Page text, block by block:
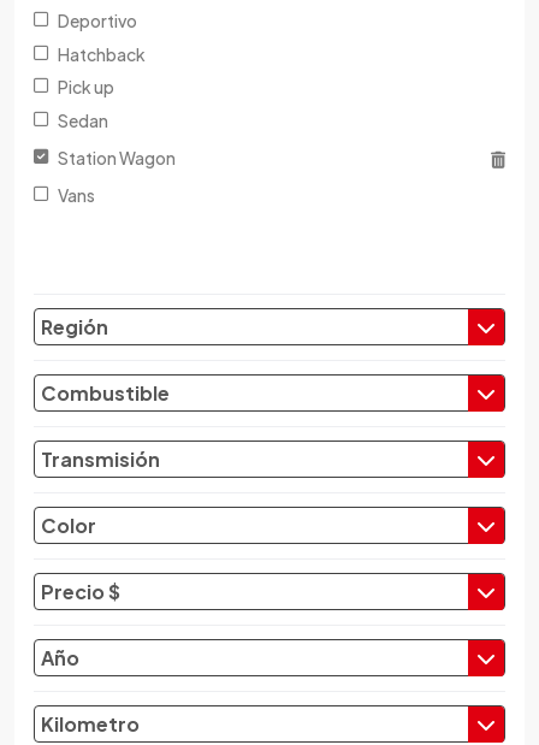
Changhe
Chery
Citroen
Cupra
Dacia
Daewoo
Daf
Daihatsu
Datsun
Dayun
Derbi
Dfsk
Dmc
Dodge
Dongfeng
Emgrand
Deportivo
Hatchback
Pick up
Sedan
Station Wagon
Vans
Región
Combustible
Transmisión
Color
Precio $
Año
Kilometro